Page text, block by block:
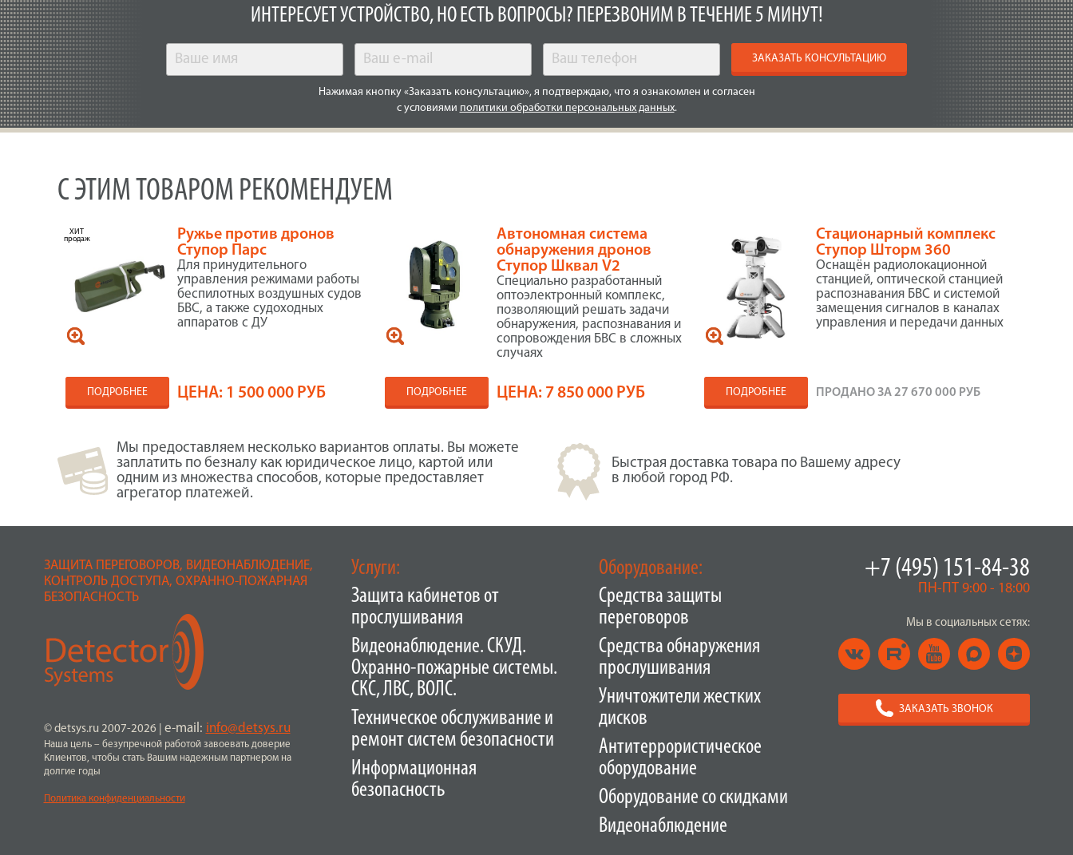
ИНТЕРЕСУЕТ УСТРОЙСТВО, НО ЕСТЬ ВОПРОСЫ? ПЕРЕЗВОНИМ В ТЕЧЕНИЕ 5 МИНУТ!
ЗАКАЗАТЬ КОНСУЛЬТАЦИЮ
Нажимая кнопку «Заказать консультацию», я подтверждаю, что я ознакомлен и согласен
с условиями политики обработки персональных данных.
С ЭТИМ ТОВАРОМ РЕКОМЕНДУЕМ
Ружье против дронов
Ступор Парс
Для принудительного
управления режимами работы
беспилотных воздушных судов
БВС, а также судоходных
аппаратов с ДУ
ХИТ
продаж
ПОДРОБНЕЕ ЦЕНА: 1 500 000 РУБ
Автономная система
обнаружения дронов
Ступор Шквал V2
Специально разработанный
оптоэлектронный комплекс,
позволяющий решать задачи
обнаружения, распознавания и
сопровождения БВС в сложных
случаях
ПОДРОБНЕЕ ЦЕНА: 7 850 000 РУБ
Стационарный комплекс
Ступор Шторм 360
Оснащён радиолокационной
станцией, оптической станцией
распознавания БВС и системой
замещения сигналов в каналах
управления и передачи данных
ПОДРОБНЕЕ ПРОДАНО ЗА27 670 000 РУБ
Мы предоставляем несколько вариантов оплаты. Вы можете
заплатить по безналу как юридическое лицо, картой или
одним из множества способов, которые предоставляет
агрегатор платежей.
Быстрая доставка товара по Вашему адресу
в любой город РФ.
ЗАЩИТА ПЕРЕГОВОРОВ, ВИДЕОНАБЛЮДЕНИЕ,
КОНТРОЛЬ ДОСТУПА, ОХРАННО-ПОЖАРНАЯ
БЕЗОПАСНОСТЬ
© detsys.ru 2007-2026 e-mail: info@detsys.ru
Наша цель – безупречной работой завоевать доверие
Клиентов, чтобы стать Вашим надежным партнером на
долгие годы
Политика конфиденциальности
Услуги:
Защита кабинетов от
прослушивания
Видеонаблюдение. СКУД.
Охранно-пожарные системы.
СКС, ЛВС, ВОЛС.
Техническое обслуживание и
ремонт систем безопасности
Информационная
безопасность
+7 (495) 151-84-38
ПН-ПТ 9:00 - 18:00
Мы в социальных сетях:
ЗАКАЗАТЬ ЗВОНОК
Оборудование:
Средства защиты
переговоров
Средства обнаружения
прослушивания
Уничтожители жестких
дисков
Антитеррористическое
оборудование
Оборудование со скидками
Видеонаблюдение